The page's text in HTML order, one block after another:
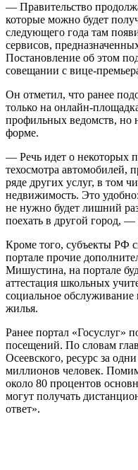
— Правительство
которые можно будет
следующего года там
сервисов,
Постановление об этом
совещании с вице-
Он отметил, что ранее
только на онлайн-
профильных ведомств, но
форме.
— Речь идет о некоторых
техосмотра автомобилей,
ряде других услуг, в том
недвижимость. Это
не нужно будет лишний
поехать в другой город,
Кроме того, субъекты РФ
портале прочие
Мишустина, на портале
аттестация школьных
социальное обслуживание
жилья.
Ранее портал «Госуслуг»
посещений. По словам
Осеевского, ресурс за
миллионов человек.
около 80 процентов
могут получать
ответ».